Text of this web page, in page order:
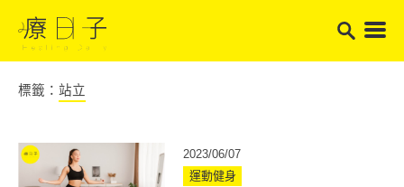
標籤： 站立
2023/06/07
運動健身